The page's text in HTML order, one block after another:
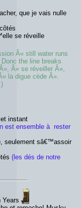
que je vais nulle
se réveille
Â« still water runs
the line breaks
Â« se réveiller Â»,
la digue cède Â».
instant
est ensemble à rester
seulement sâ€™assoir
(les dés de notre
Years